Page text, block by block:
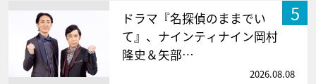
5
ドラマ『名探偵のままでい
て』、ナインティナイン岡村
隆史＆矢部…
2026.08.08